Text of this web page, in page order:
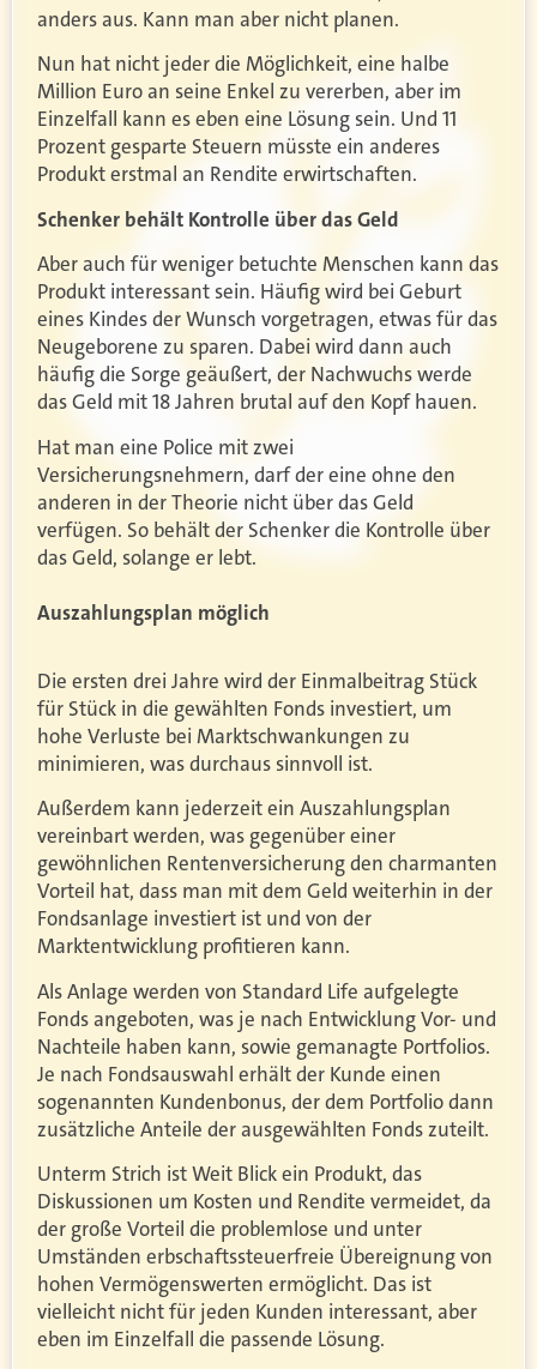
anders aus. Kann man aber nicht planen.
Nun hat nicht jeder die Möglichkeit, eine halbe
Million Euro an seine Enkel zu vererben, aber im
Einzelfall kann es eben eine Lösung sein. Und 11
Prozent gesparte Steuern müsste ein anderes
Produkt erstmal an Rendite erwirtschaften.
Schenker behält Kontrolle über das Geld
Aber auch für weniger betuchte Menschen kann das
Produkt interessant sein. Häufig wird bei Geburt
eines Kindes der Wunsch vorgetragen, etwas für das
Neugeborene zu sparen. Dabei wird dann auch
häufig die Sorge geäußert, der Nachwuchs werde
das Geld mit 18 Jahren brutal auf den Kopf hauen.
Hat man eine Police mit zwei
Versicherungsnehmern, darf der eine ohne den
anderen in der Theorie nicht über das Geld
verfügen. So behält der Schenker die Kontrolle über
das Geld, solange er lebt.
Auszahlungsplan möglich
Die ersten drei Jahre wird der Einmalbeitrag Stück
für Stück in die gewählten Fonds investiert, um
hohe Verluste bei Marktschwankungen zu
minimieren, was durchaus sinnvoll ist.
Außerdem kann jederzeit ein Auszahlungsplan
vereinbart werden, was gegenüber einer
gewöhnlichen Rentenversicherung den charmanten
Vorteil hat, dass man mit dem Geld weiterhin in der
Fondsanlage investiert ist und von der
Marktentwicklung profitieren kann.
Als Anlage werden von Standard Life aufgelegte
Fonds angeboten, was je nach Entwicklung Vor- und
Nachteile haben kann, sowie gemanagte Portfolios.
Je nach Fondsauswahl erhält der Kunde einen
sogenannten Kundenbonus, der dem Portfolio dann
zusätzliche Anteile der ausgewählten Fonds zuteilt.
Unterm Strich ist Weit Blick ein Produkt, das
Diskussionen um Kosten und Rendite vermeidet, da
der große Vorteil die problemlose und unter
Umständen erbschaftssteuerfreie Übereignung von
hohen Vermögenswerten ermöglicht. Das ist
vielleicht nicht für jeden Kunden interessant, aber
eben im Einzelfall die passende Lösung.